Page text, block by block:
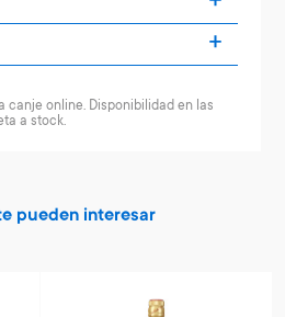
canje online. Disponibilidad en las
a stock.
pueden interesar